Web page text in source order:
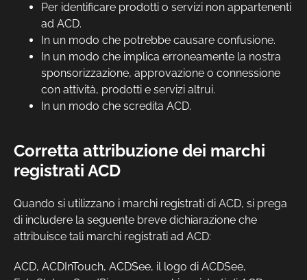
Per identificare prodotti o servizi non appartenenti
ad ACD.
In un modo che potrebbe causare confusione.
In un modo che implica erroneamente la nostra
sponsorizzazione, approvazione o connessione
con attività, prodotti e servizi altrui.
In un modo che scredita ACD.
Corretta attribuzione dei marchi
registrati ACD
Quando si utilizzano i marchi registrati di ACD, si prega
di includere la seguente breve dichiarazione che
attribuisce tali marchi registrati ad ACD:
ACD, ACDInTouch, ACDSee, il logo di ACDSee,